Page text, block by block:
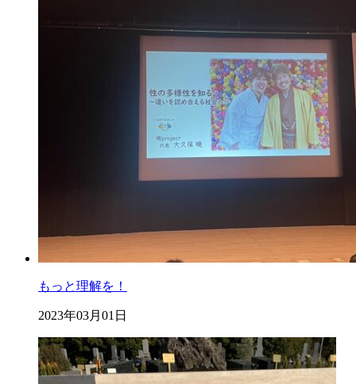
もっと理解を！
2023年03月01日